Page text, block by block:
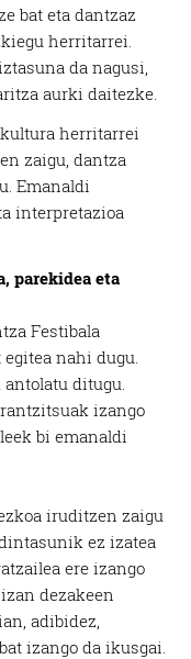
bat eta dantzaz
herritarrei.
da nagusi,
aurki daitezke.
herritarrei
zaigu, dantza
Emanaldi
interpretazioa
parekidea eta
Festibala
nahi dugu.
ditugu.
izango
bi emanaldi
iruditzen zaigu
ez izatea
ere izango
dezakeen
adibidez,
izango da ikusgai.